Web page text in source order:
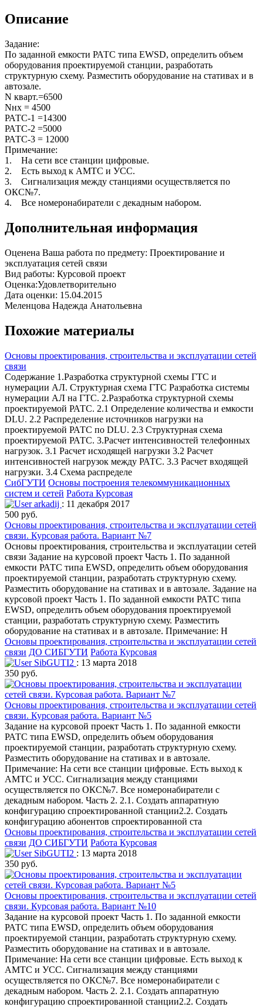
Описание
Задание:
По заданной емкости РАТС типа EWSD, определить объем
оборудования проектируемой станции, разработать
структурную схему. Разместить оборудование на стативах и в
автозале.
N кварт.=6500
Nнх = 4500
РАТС-1 =14300
РАТС-2 =5000
РАТС-3 = 12000
Примечание:
1. На сети все станции цифровые.
2. Есть выход к АМТС и УСС.
3. Сигнализация между станциями осуществляется по
ОКС№7.
4. Все номеронабиратели с декадным набором.
Дополнительная информация
Оценена Ваша работа по предмету: Проектирование и
эксплуатация сетей связи
Вид работы: Курсовой проект
Оценка:Удовлетворительно
Дата оценки: 15.04.2015
Меленцова Надежда Анатольевна
Похожие материалы
Основы проектирования, строительства и эксплуатации сетей
связи
Содержание 1.Разработка структурной схемы ГТС и
нумерации АЛ. Структурная схема ГТС Разработка системы
нумерации АЛ на ГТС. 2.Разработка структурной схемы
проектируемой РАТС. 2.1 Определение количества и емкости
DLU. 2.2 Распределение источников нагрузки на
проектируемой РАТС по DLU. 2.3 Структурная схема
проектируемой РАТС. 3.Расчет интенсивностей телефонных
нагрузок. 3.1 Расчет исходящей нагрузки 3.2 Расчет
интенсивностей нагрузок между РАТС. 3.3 Расчет входящей
нагрузки. 3.4 Схема распределе
СибГУТИ Основы построения телекоммуникационных
систем и сетей Работа Курсовая
arkadij : 11 декабря 2017
500 руб.
Основы проектирования, строительства и эксплуатации сетей
связи. Курсовая работа. Вариант №7
Основы проектирования, строительства и эксплуатации сетей
связи Задание на курсовой проект Часть 1. По заданной
емкости РАТС типа EWSD, определить объем оборудования
проектируемой станции, разработать структурную схему.
Разместить оборудование на стативах и в автозале. Задание на
курсовой проект Часть 1. По заданной емкости РАТС типа
EWSD, определить объем оборудования проектируемой
станции, разработать структурную схему. Разместить
оборудование на стативах и в автозале. Примечание: Н
Основы проектирования, строительства и эксплуатации сетей
связи ДО СИБГУТИ Работа Курсовая
SibGUTI2 : 13 марта 2018
350 руб.
Основы проектирования, строительства и эксплуатации сетей
связи. Курсовая работа. Вариант №5
Задание на курсовой проект Часть 1. По заданной емкости
РАТС типа EWSD, определить объем оборудования
проектируемой станции, разработать структурную схему.
Разместить оборудование на стативах и в автозале.
Примечание: На сети все станции цифровые. Есть выход к
АМТС и УСС. Сигнализация между станциями
осуществляется по ОКС№7. Все номеронабиратели с
декадным набором. Часть 2. 2.1. Создать аппаратную
конфигурацию спроектированной станции2.2. Создать
конфигурацию абонентов спроектированной ста
Основы проектирования, строительства и эксплуатации сетей
связи ДО СИБГУТИ Работа Курсовая
SibGUTI2 : 13 марта 2018
350 руб.
Основы проектирования, строительства и эксплуатации сетей
связи. Курсовая работа. Вариант №10
Задание на курсовой проект Часть 1. По заданной емкости
РАТС типа EWSD, определить объем оборудования
проектируемой станции, разработать структурную схему.
Разместить оборудование на стативах и в автозале.
Примечание: На сети все станции цифровые. Есть выход к
АМТС и УСС. Сигнализация между станциями
осуществляется по ОКС№7. Все номеронабиратели с
декадным набором. Часть 2. 2.1. Создать аппаратную
конфигурацию спроектированной станции2.2. Создать